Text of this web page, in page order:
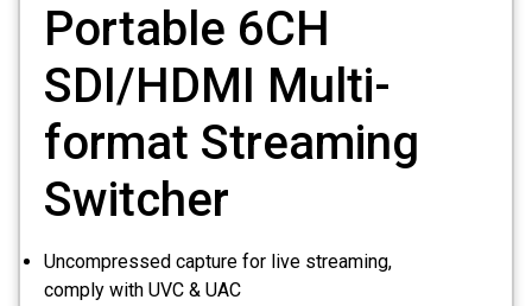
Portable 6CH
SDI/HDMI Multi-
format Streaming
Switcher
Uncompressed capture for live streaming,
comply with UVC & UAC